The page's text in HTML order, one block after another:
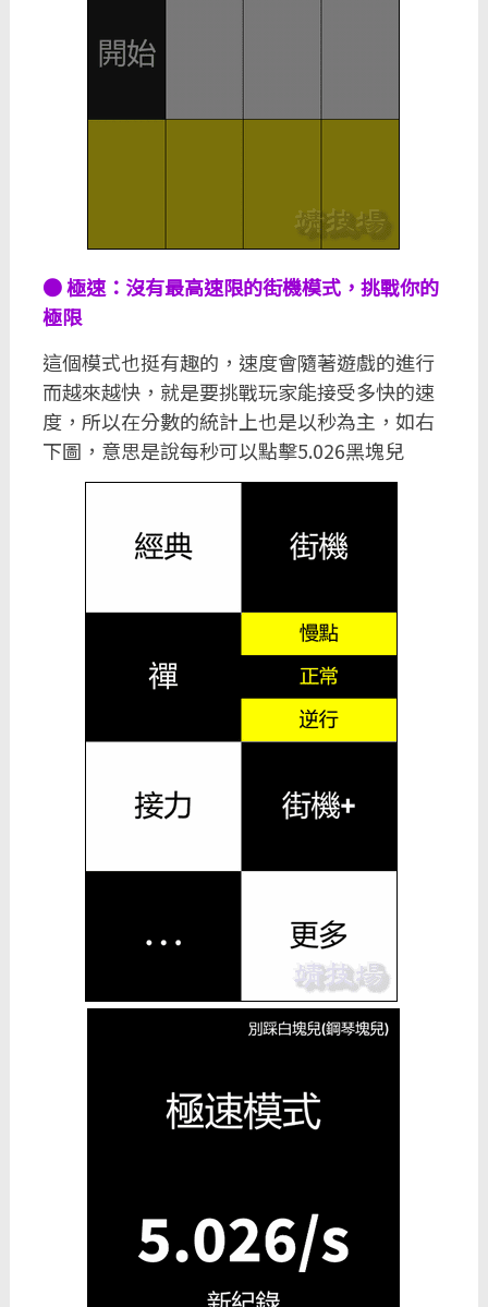
● 極速：沒有最高速限的街機模式，挑戰你的
極限
這個模式也挺有趣的，速度會隨著遊戲的進行
而越來越快，就是要挑戰玩家能接受多快的速
度，所以在分數的統計上也是以秒為主，如右
下圖，意思是說每秒可以點擊5.026黑塊兒